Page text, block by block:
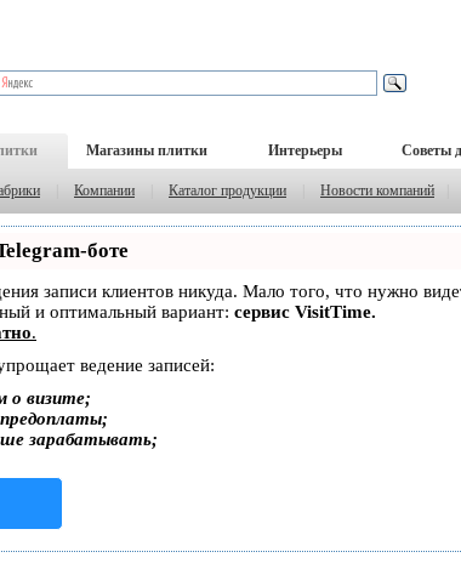
Магазины плитки Интерьеры Советы
Компании Каталог продукции Новости компаний
боте
записи клиентов никуда. Мало того, что нужно
и оптимальный вариант: сервис VisitTime.
.
ведение записей:
о визите;
зарабатывать;